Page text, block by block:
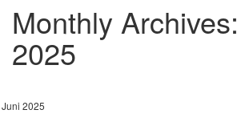
Monthly Archives:
2025
2025